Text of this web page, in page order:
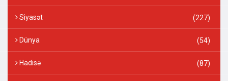
Siyasət (227)
Dünya (54)
Hadisə (87)